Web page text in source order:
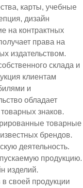
карты, учебные
дизайн
на контрактных
права на
издательством.
склада и
клиентам
и
обладает
знаков.
товарные
брендов.
деятельность.
продукцию.
изделий.
своей продукции